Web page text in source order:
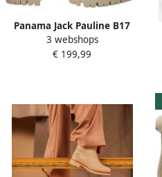
Panama Jack Pauline B17
Nobuck Enkellaars voor
dames Crudo
3 webshops
€ 199,99